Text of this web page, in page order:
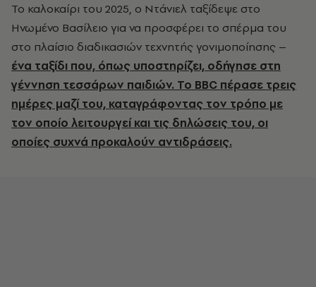
Το καλοκαίρι του 2025, ο Ντάνιελ ταξίδεψε στο
Ηνωμένο Βασίλειο για να προσφέρει το σπέρμα του
στο πλαίσιο διαδικασιών τεχνητής γονιμοποίησης –
ένα ταξίδι που, όπως υποστηρίζει, οδήγησε στη
γέννηση τεσσάρων παιδιών. Το BBC πέρασε τρεις
ημέρες μαζί του, καταγράφοντας τον τρόπο με
τον οποίο λειτουργεί και τις δηλώσεις του, οι
οποίες συχνά προκαλούν αντιδράσεις.